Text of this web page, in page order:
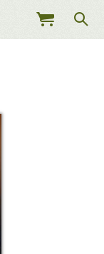
MEU